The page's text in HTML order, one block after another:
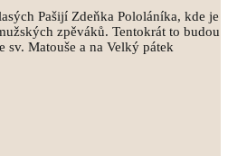
Pašijí Zdeňka Pololáníka, kde je
zpěváků. Tentokrát to budou
sv. Matouše a na Velký pátek